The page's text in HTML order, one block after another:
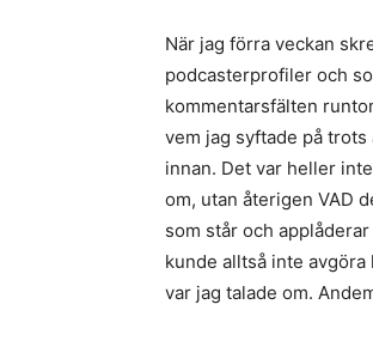
När jag förra veckan
podcasterprofiler och
kommentarsfälten
vem jag syftade på
innan. Det var heller
om, utan återigen VAD
som står och
kunde alltså inte
var jag talade om.